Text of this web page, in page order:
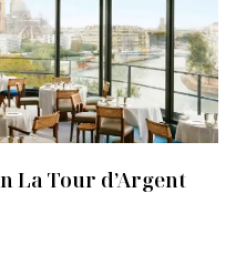
La Tour d’Argent